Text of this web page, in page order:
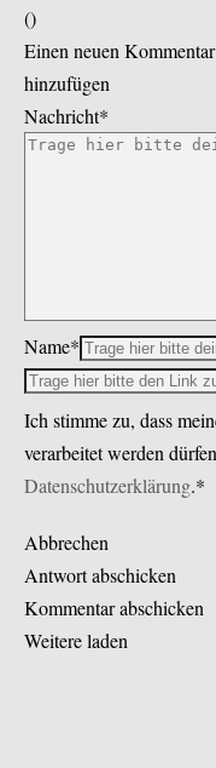
()
Einen neuen
hinzufügen
Nachricht*
Name*
Ich stimme zu, dass
verarbeitet werden
Datenschutzerklärung.*
Abbrechen
Antwort abschicken
Kommentar abschicken
Weitere laden